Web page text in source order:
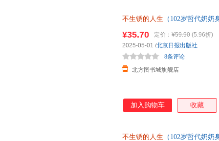
不生锈的人生 （102岁哲代奶
送达！
¥35.70 定价： ¥59.90 (5.96折)
北方图书城旗舰店
8条评论
2025-05-01 /北京日报出版社
加入购物车 收藏
不生锈的人生 （102岁哲代奶